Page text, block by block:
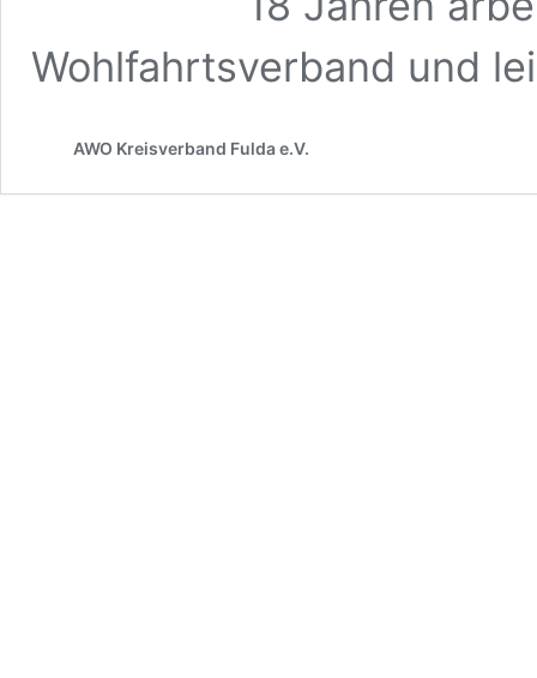
Wohlfahrtsverband und
AWO Kreisverband Fulda e.V.